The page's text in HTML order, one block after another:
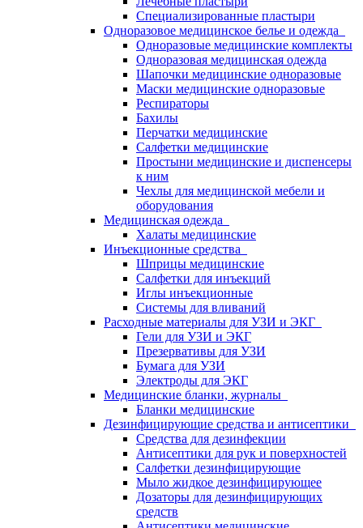
Специализированные пластыри
Одноразовое медицинское белье и одежда
Одноразовые медицинские комплекты
Одноразовая медицинская одежда
Шапочки медицинские одноразовые
Маски медицинские одноразовые
Респираторы
Бахилы
Перчатки медицинские
Салфетки медицинские
Простыни медицинские и диспенсеры
к ним
Чехлы для медицинской мебели и
оборудования
Медицинская одежда
Халаты медицинские
Инъекционные средства
Шприцы медицинские
Салфетки для инъекций
Иглы инъекционные
Системы для вливаний
Расходные материалы для УЗИ и ЭКГ
Гели для УЗИ и ЭКГ
Презервативы для УЗИ
Бумага для УЗИ
Электроды для ЭКГ
Медицинские бланки, журналы
Бланки медицинские
Дезинфицирующие средства и антисептики
Средства для дезинфекции
Антисептики для рук и поверхностей
Салфетки дезинфицирующие
Мыло жидкое дезинфицирующее
Дозаторы для дезинфицирующих
средств